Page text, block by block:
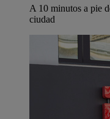
A 10 minutos a pie
ciudad